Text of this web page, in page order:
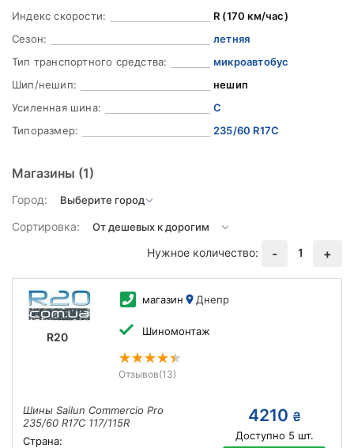
Индекс скорости:
R (170 км/час)
Сезон:
летняя
Тип транспортного средства:
микроавтобус
Шип/нешип:
нешип
Усиленная шина:
C
Типоразмер:
235/60 R17C
Магазины (1)
Город:
Сортировка:
Нужное количество:
- 1 +
R20
магазин Днепр
Шиномонтаж
Отзывов(13)
Шины Sailun Commercio Pro
235/60 R17C 117/115R
Страна:
4210 ₴
Доступно 5 шт.